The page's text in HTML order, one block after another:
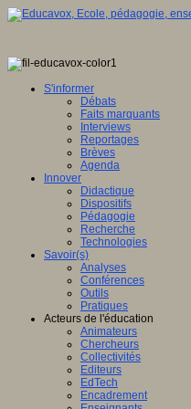
S'informer
Débats
Faits marquants
Interviews
Reportages
Brèves
Agenda
Innover
Didactique
Dispositifs
Pédagogie
Recherche
Technologies
Savoir(s)
Analyses
Conférences
Outils
Pratiques
Acteurs de l'éducation
Animateurs
Chercheurs
Collectivités
Editeurs
EdTech
Encadrement